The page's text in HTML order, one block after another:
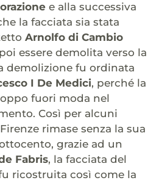
e alla successiva
la facciata sia stata
Arnolfo di Cambio
essere demolita verso la
demolizione fu ordinata
I De Medici, perché la
fuori moda nel
Così per alcuni
rimase senza la sua
grazie ad un
Fabris, la facciata del
ricostruita così come la